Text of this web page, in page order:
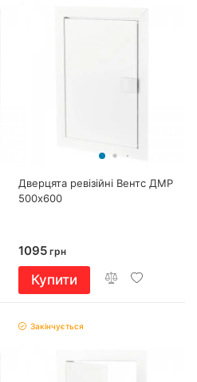
Дверцята ревізійні Вентс ДМР
500х600
1095 грн
Купити
Закінчується